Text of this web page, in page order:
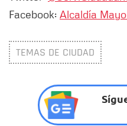
Facebook: Alcaldía
TEMAS DE CIUDAD